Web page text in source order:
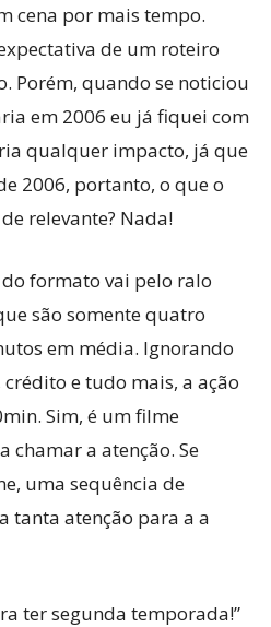
cena por mais tempo.
de um roteiro
Porém, quando se noticiou
em 2006 eu já fiquei com
qualquer impacto, já que
2006, portanto, o que o
relevante? Nada!
formato vai pelo ralo
são somente quatro
em média. Ignorando
crédito e tudo mais, a ação
Sim, é um filme
chamar a atenção. Se
uma sequência de
tanta atenção para a a
ter segunda temporada!”